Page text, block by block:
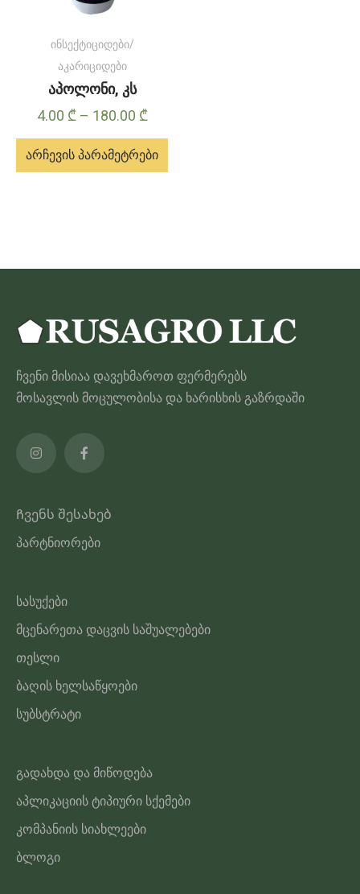
ინსექტიციდები/
აკარიციდები
აპოლონი, კს
4.00 ₾ – 180.00 ₾Price
range:
4.00 ₾
არჩევის პარამეტრები
შეიძლება
შეირჩეს
გვერდზე
ჩვენი მისიაა დავეხმაროთ ფერმერებს
მოსავლის მოცულობისა და ხარისხის გაზრდაში
Ჩვენს შესახებ
პარტნიორები
სასუქები
მცენარეთა დაცვის საშუალებები
თესლი
ბაღის ხელსაწყოები
სუბსტრატი
გადახდა და მიწოდება
აპლიკაციის ტიპიური სქემები
კომპანიის სიახლეები
ბლოგი